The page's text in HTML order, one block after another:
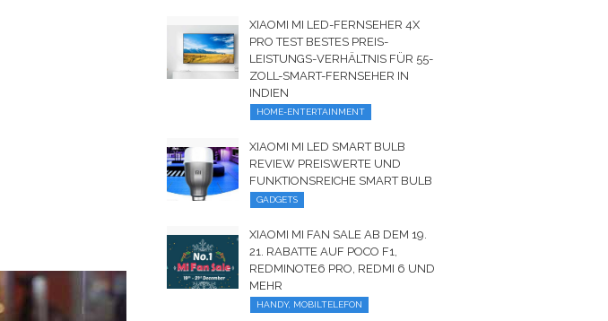
XIAOMI MI LED-FERNSEHER 4X
PRO TEST BESTES PREIS-
LEISTUNGS-VERHÄLTNIS FÜR 55-
ZOLL-SMART-FERNSEHER IN
INDIEN
HOME-ENTERTAINMENT
XIAOMI MI LED SMART BULB
REVIEW PREISWERTE UND
FUNKTIONSREICHE SMART BULB
GADGETS
XIAOMI MI FAN SALE AB DEM 19.
21. RABATTE AUF POCO F1,
REDMINOTE6 PRO, REDMI 6 UND
MEHR
HANDY, MOBILTELEFON